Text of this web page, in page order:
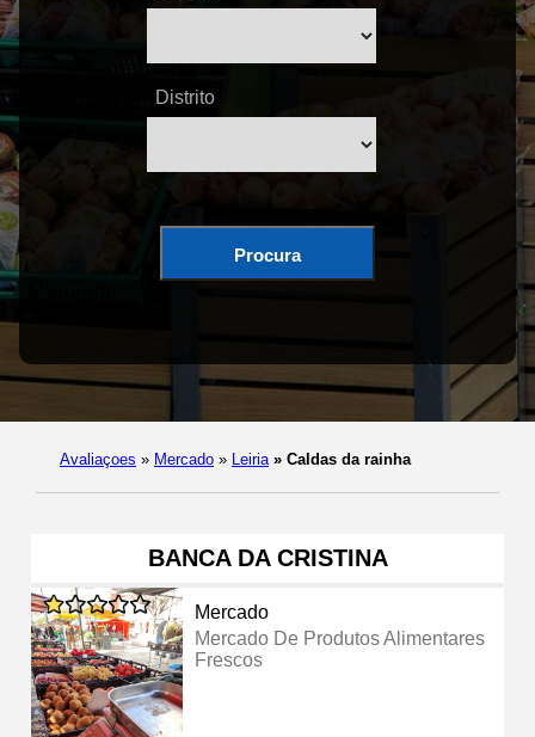
Distrito
Procura
Avaliaçoes » Mercado » Leiria » Caldas da rainha
BANCA DA CRISTINA
Mercado
Mercado De Produtos Alimentares
Frescos